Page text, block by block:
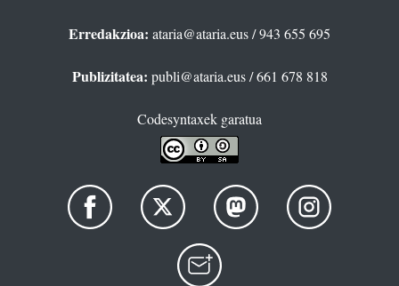
Erredakzioa: ataria@ataria.eus/ 943 655 695
Publizitatea: publi@ataria.eus/ 661 678 818
Codesyntaxek garatua